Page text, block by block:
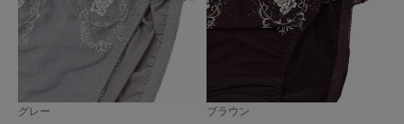
グレー ブラウン